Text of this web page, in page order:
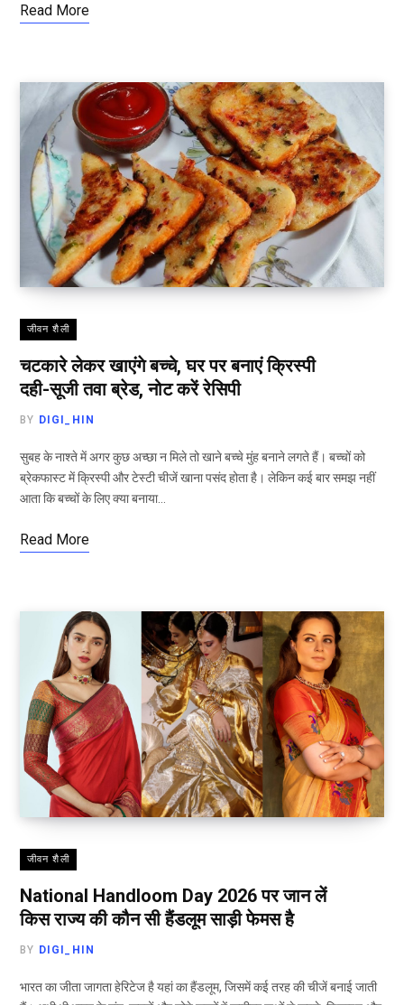
Read More
जीवन शैली
चटकारे लेकर खाएंगे बच्चे, घर पर बनाएं क्रिस्पी
दही-सूजी तवा ब्रेड, नोट करें रेसिपी
BY DIGI_HIN
सुबह के नाश्ते में अगर कुछ अच्छा न मिले तो खाने बच्चे मुंह बनाने लगते हैं। बच्चों को
ब्रेकफास्ट में क्रिस्पी और टेस्टी चीजें खाना पसंद होता है। लेकिन कई बार समझ नहीं
आता कि बच्चों के लिए क्या बनाया…
Read More
जीवन शैली
National Handloom Day 2026 पर जान लें
किस राज्य की कौन सी हैंडलूम साड़ी फेमस है
BY DIGI_HIN
भारत का जीता जागता हेरिटेज है यहां का हैंडलूम, जिसमें कई तरह की चीजें बनाई जाती